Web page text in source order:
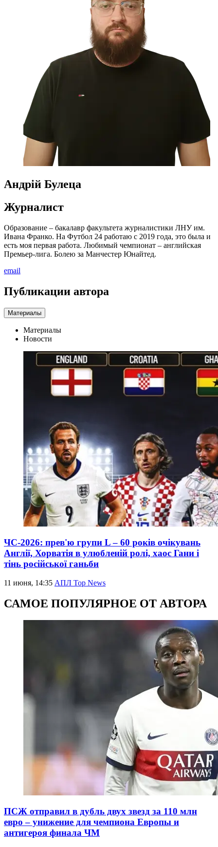
Андрій Булеца
Журналист
Образование – бакалавр факультета журналистики ЛНУ им.
Ивана Франко. На Футбол 24 работаю с 2019 года, это была и
есть моя первая работа. Любимый чемпионат – английская
Премьер-лига. Болею за Манчестер Юнайтед.
email
Публикации автора
Материалы
Материалы
Новости
ЧС-2026: прев'ю групи L – 60 років очікувань
Англії, Хорватія в улюбленій ролі, хаос Гани і
тінь російської ганьби
11 июня, 14:35 АПЛ Top News
САМОЕ ПОПУЛЯРНОЕ ОТ АВТОРА
ПСЖ отправил в дубль двух звезд за 110 млн
евро – унижение для чемпиона Европы и
антигероя финала ЧМ